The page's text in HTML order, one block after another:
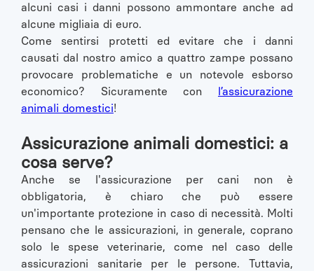
alcuni casi i danni possono ammontare anche ad
alcune migliaia di euro.
Come sentirsi protetti ed evitare che i danni
causati dal nostro amico a quattro zampe possano
provocare problematiche e un notevole esborso
economico? Sicuramente con l’assicurazione
animali domestici!
Assicurazione animali domestici: a
cosa serve?
Anche se l'assicurazione per cani non è
obbligatoria, è chiaro che può essere
un'importante protezione in caso di necessità. Molti
pensano che le assicurazioni, in generale, coprano
solo le spese veterinarie, come nel caso delle
assicurazioni sanitarie per le persone. Tuttavia,